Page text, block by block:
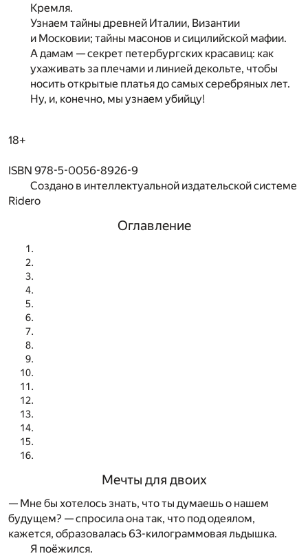
Кремля.
Узнаем тайны древней Италии, Византии
и Московии; тайны масонов и сицилийской мафии.
А дамам — секрет петербургских красавиц: как
ухаживать за плечами и линией декольте, чтобы
носить открытые платья до самых серебряных лет.
Ну, и, конечно, мы узнаем убийцу!
18+
ISBN 978-5-0056-8926-9
Создано в интеллектуальной издательской системе
Ridero
Оглавление
Мечты для двоих
— Мне бы хотелось знать, что ты думаешь о нашем
будущем? — спросила она так, что под одеялом,
кажется, образовалась 63-килограммовая льдышка.
Я поёжился.